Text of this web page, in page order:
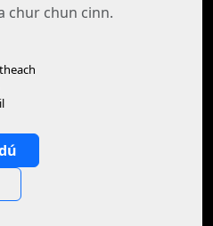
chur chun cinn.